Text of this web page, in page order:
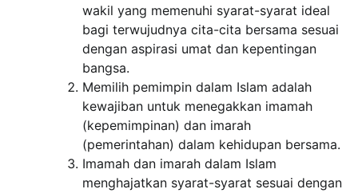
wakil yang memenuhi syarat-syarat ideal
bagi terwujudnya cita-cita bersama sesuai
dengan aspirasi umat dan kepentingan
bangsa.
Memilih pemimpin dalam Islam adalah
kewajiban untuk menegakkan imamah
(kepemimpinan) dan imarah
(pemerintahan) dalam kehidupan bersama.
Imamah dan imarah dalam Islam
menghajatkan syarat-syarat sesuai dengan